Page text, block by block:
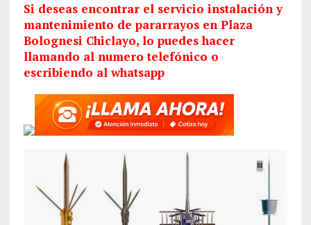
Si deseas encontrar el servicio instalacióny
mantenimiento de pararrayos en Plaza
Bolognesi Chiclayo, lo puedes hacer
llamando al numero telefónico o
escribiendo al whatsapp